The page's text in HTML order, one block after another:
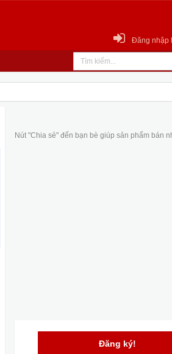
Đăng nhập
Nút "Chia sẻ" đến bạn bè giúp sản phẩm bán
Đăng ký!